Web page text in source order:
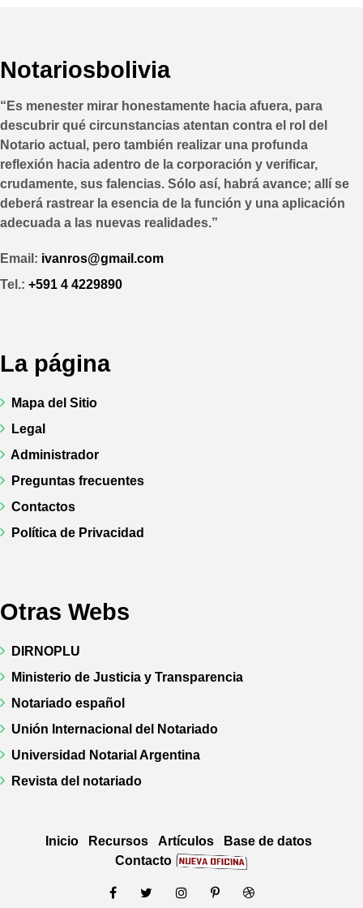
Notariosbolivia
“Es menester mirar honestamente hacia afuera, para
descubrir qué circunstancias atentan contra el rol del
Notario actual, pero también realizar una profunda
reflexión hacia adentro de la corporación y verificar,
crudamente, sus falencias. Sólo así, habrá avance; allí se
deberá rastrear la esencia de la función y una aplicación
adecuada a las nuevas realidades.”
Email: ivanros@gmail.com
Tel.: +591 4 4229890
La página
Mapa del Sitio
Legal
Administrador
Preguntas frecuentes
Contactos
Política de Privacidad
Otras Webs
DIRNOPLU
Ministerio de Justicia y Transparencia
Notariado español
Unión Internacional del Notariado
Universidad Notarial Argentina
Revista del notariado
Inicio Recursos Artículos
Base de datos
Contacto